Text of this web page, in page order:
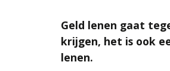
Geld lenen gaat
krijgen, het is ook
lenen.